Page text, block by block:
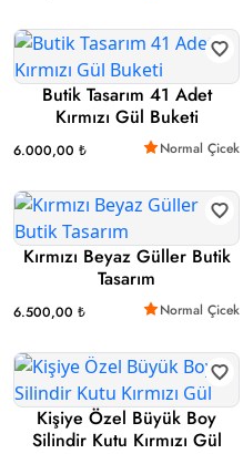
Butik Tasarım 41 Adet
Kırmızı Gül Buketi
6.000,00 ₺ Normal Çicek
Kırmızı Beyaz Güller Butik
Tasarım
6.500,00 ₺ Normal Çicek
Kişiye Özel Büyük Boy
Silindir Kutu Kırmızı Gül